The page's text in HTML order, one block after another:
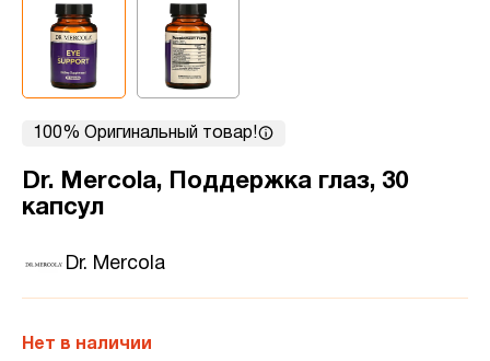
100% Оригинальный товар!
Dr. Mercola, Поддержка глаз, 30
капсул
Dr. Mercola
Нет в наличии